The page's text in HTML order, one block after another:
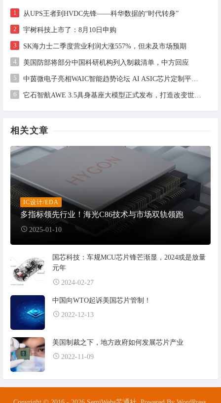
1 从UPS王者到HVDC先锋——科华数据的“时代转身”
2 宇树科技上市了：8月10日申购
3 SK海力士二季度营业利润大涨557%，但未及市场预期
4 美国防部将部分中国科研机构列入制裁清单，中方回应
5 中茵微电子亮相WAIC智能趋势论坛 AI ASIC芯片定制平台赋能工业AI落地
6 它石智航AWE 3.5具身基座大模型正式发布，打造改变世界的物理AI
相关文章
IC设计/EDA
多指标领先行业！海光C86技术与市场双轨领跑
2025-01-10
国芯科技：车规MCU芯片锋芒渐显，2024或是放量
元年
2024-02-27
中国向WTO起诉美国芯片管制！
2022-12-13
美国制裁之下，地方政府如何发展芯片产业
2022-11-09